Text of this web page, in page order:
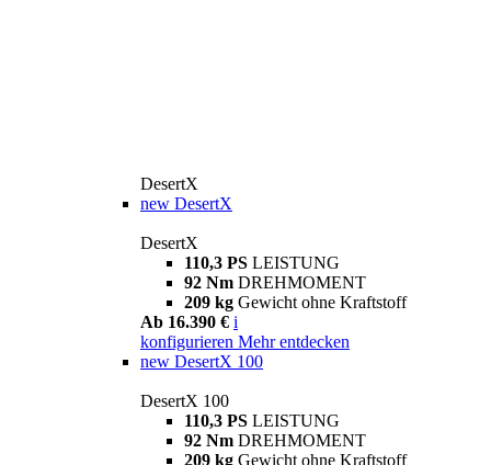
DesertX
new DesertX
DesertX
110,3 PS LEISTUNG
92 Nm DREHMOMENT
209 kg Gewicht ohne Kraftstoff
Ab 16.390 € i
konfigurieren Mehr entdecken
new DesertX 100
DesertX 100
110,3 PS LEISTUNG
92 Nm DREHMOMENT
209 kg Gewicht ohne Kraftstoff